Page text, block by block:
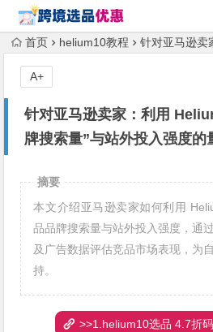
首页 helium10教程 针对亚马逊卖家：利用
针对亚马逊卖家：利用
牌搜索量”与站外投入强度的
A+
摘要
本文介绍亚马逊卖家如何利用
品品牌搜索量与站外投入强度，通
及广告数据评估竞品市场表现，为
持。
>>1.helium10选品 4.7折